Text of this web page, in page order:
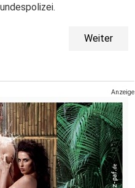
Weiter
Anzeige